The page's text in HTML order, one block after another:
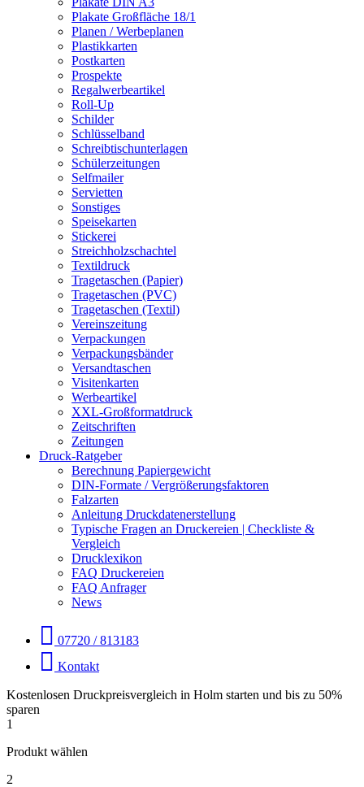
Plakate Großfläche 18/1
Planen / Werbeplanen
Plastikkarten
Postkarten
Prospekte
Regalwerbeartikel
Roll-Up
Schilder
Schlüsselband
Schreibtischunterlagen
Schülerzeitungen
Selfmailer
Servietten
Sonstiges
Speisekarten
Stickerei
Streichholzschachtel
Textildruck
Tragetaschen (Papier)
Tragetaschen (PVC)
Tragetaschen (Textil)
Vereinszeitung
Verpackungen
Verpackungsbänder
Versandtaschen
Visitenkarten
Werbeartikel
XXL-Großformatdruck
Zeitschriften
Zeitungen
Druck-Ratgeber
Berechnung Papiergewicht
DIN-Formate / Vergrößerungsfaktoren
Falzarten
Anleitung Druckdatenerstellung
Typische Fragen an Druckereien | Checkliste &
Vergleich
Drucklexikon
FAQ Druckereien
FAQ Anfrager
News
07720 / 813183
Kontakt
Kostenlosen Druckpreisvergleich in Holm starten und bis zu 50%
sparen
1
Produkt wählen
2